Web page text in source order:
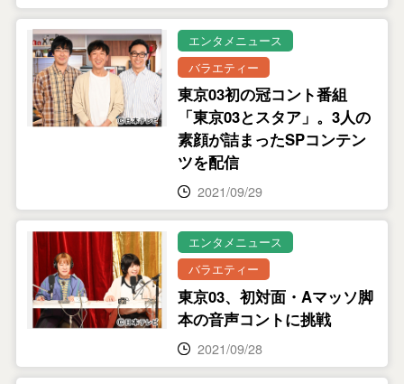
エンタメニュース
バラエティー
東京03初の冠コント番組
「東京03とスタア」。3人の
素顔が詰まったSPコンテン
ツを配信
2021/09/29
エンタメニュース
バラエティー
東京03、初対面・Aマッソ脚
本の音声コントに挑戦
2021/09/28